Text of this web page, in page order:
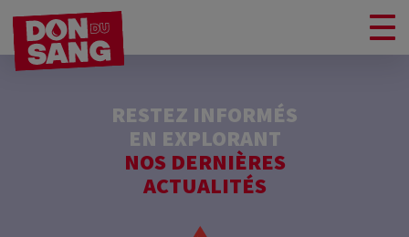
RESTEZ INFORMÉS
EN EXPLORANT
NOS DERNIÈRES
ACTUALITÉS